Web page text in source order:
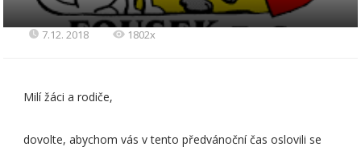
7.12. 2018 1802x
Milí žáci a rodiče,
dovolte, abychom vás v tento předvánoční čas oslovili se